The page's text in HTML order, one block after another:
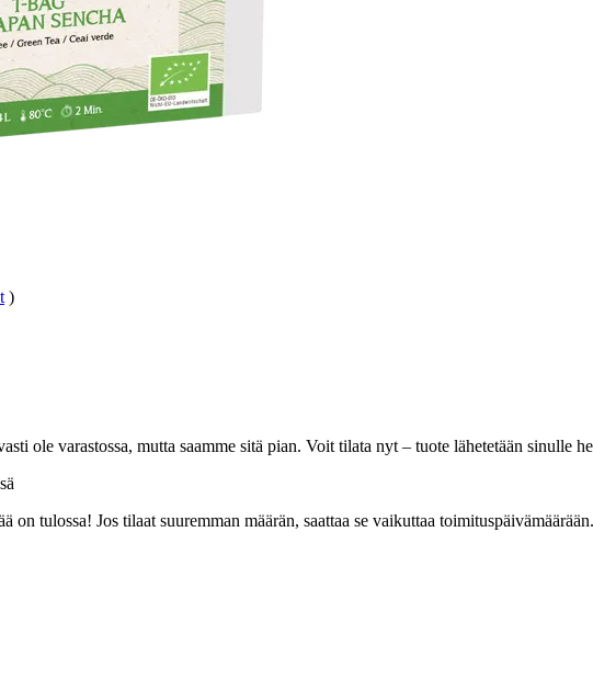
)
ole varastossa, mutta saamme sitä pian. Voit tilata nyt – tuote lähetetään sinulle
on tulossa! Jos tilaat suuremman määrän, saattaa se vaikuttaa toimituspäivämäärään.